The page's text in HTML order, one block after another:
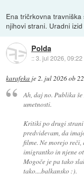
Ena tričrkovna
njihovi strani. Uradni
Polda
::3. jul 2026, 09:22
karafeka je2. jul 2026 ob
Ah, daj no. Publika
umetnosti.
Kritiki po drugi strani
predvidevam, da
filme. Ne morejo
imigrantko in njene
Mogoče je pa tako
tako....balkansko :).